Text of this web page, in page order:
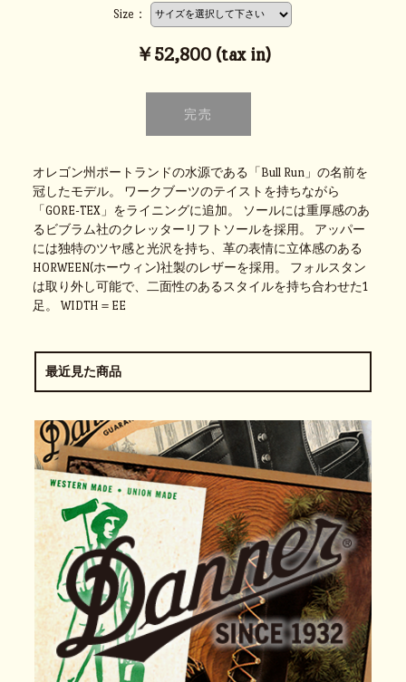
Size：
￥52,800 (tax in)
オレゴン州ポートランドの水源である「Bull Run」の名前を
冠したモデル。 ワークブーツのテイストを持ちながら
「GORE-TEX」をライニングに追加。 ソールには重厚感のあ
るビブラム社のクレッターリフトソールを採用。 アッパー
には独特のツヤ感と光沢を持ち、革の表情に立体感のある
HORWEEN(ホーウィン)社製のレザーを採用。 フォルスタン
は取り外し可能で、二面性のあるスタイルを持ち合わせた1
足。 WIDTH＝EE
最近見た商品